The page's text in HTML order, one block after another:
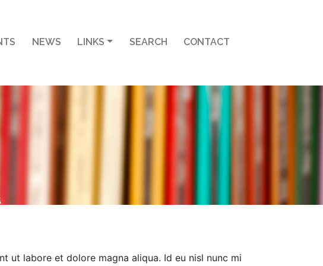
NEWS LINKS SEARCH CONTACT
ut labore et dolore magna aliqua. Id eu nisl nunc mi